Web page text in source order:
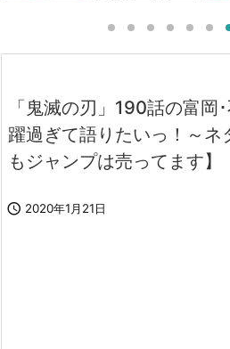
でも予約出来ます】
「鬼滅の刃」190話の富岡
躍過ぎて語りたいっ！～ネ
もジャンプは売ってます】
 2020年1月21日